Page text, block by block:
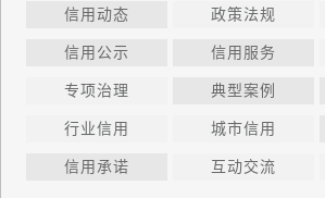
信用动态 政策法规
信用公示 信用服务
专项治理 典型案例
行业信用 城市信用
信用承诺 互动交流